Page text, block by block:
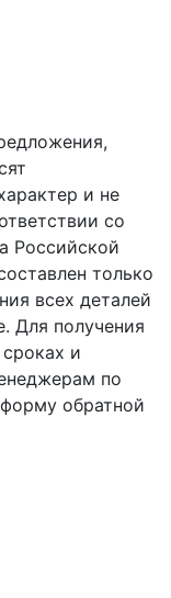
и не
со
Российской
только
всех деталей
Для получения
и
по
обратной